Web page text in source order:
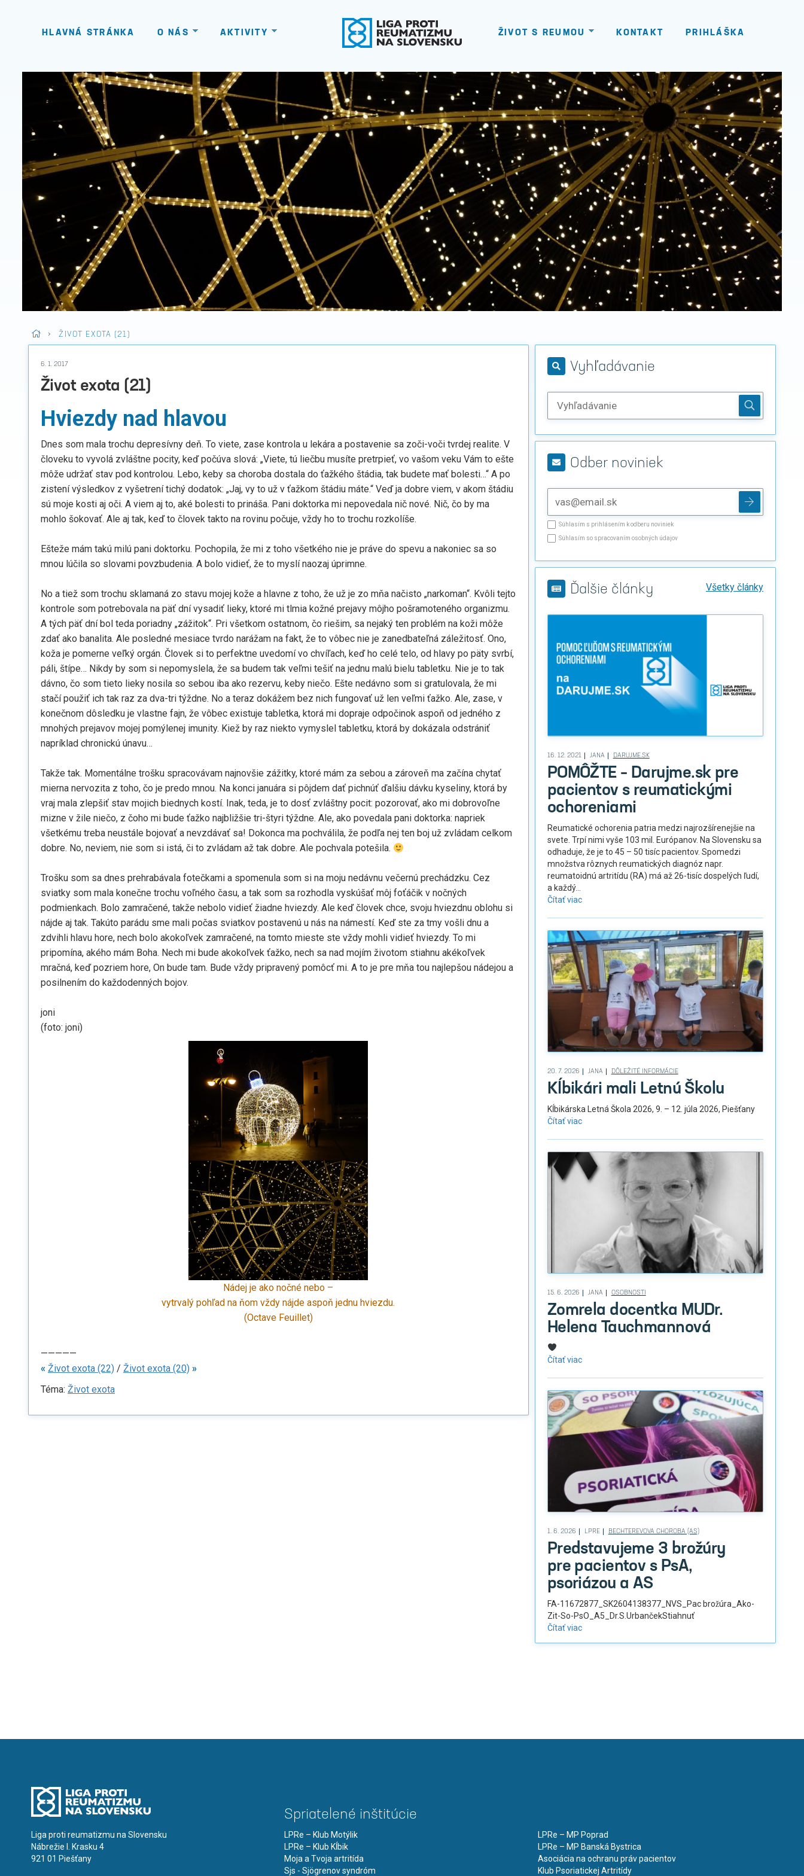
HLAVNÁ STRÁNKA O NÁS AKTIVITY ŽIVOT S REUMOU KONTAKT PRIHLÁŠKA
> ŽIVOT EXOTA (21)
6. 1. 2017
Život exota (21)
Hviezdy nad hlavou
Dnes som mala trochu depresívny deň. To viete, zase kontrola u lekára a postavenie sa zoči-voči tvrdej realite. V
človeku to vyvolá zvláštne pocity, keď počúva slová: „Viete, tú liečbu musíte pretrpieť, vo vašom veku Vám to ešte
môže udržať stav pod kontrolou. Lebo, keby sa choroba dostala do ťažkého štádia, tak budete mať bolesti…“ A po
zistení výsledkov z vyšetrení tichý dodatok: „Jaj, vy to už v ťažkom štádiu máte.“ Veď ja dobre viem, v akom štádiu
sú moje kosti aj oči. A viem aj to, aké bolesti to prináša. Pani doktorka mi nepovedala nič nové. Nič, čo by ma
mohlo šokovať. Ale aj tak, keď to človek takto na rovinu počuje, vždy ho to trochu rozkolíše.
Ešteže mám takú milú pani doktorku. Pochopila, že mi z toho všetkého nie je práve do spevu a nakoniec sa so
mnou lúčila so slovami povzbudenia. A bolo vidieť, že to myslí naozaj úprimne.
No a tiež som trochu sklamaná zo stavu mojej kože a hlavne z toho, že už je zo mňa načisto „narkoman“. Kvôli tejto
kontrole som potrebovala na päť dní vysadiť lieky, ktoré mi tlmia kožné prejavy môjho pošramoteného organizmu.
A tých päť dní bol teda poriadny „zážitok“. Pri všetkom ostatnom, čo riešim, sa nejaký ten problém na koži môže
zdať ako banalita. Ale posledné mesiace tvrdo narážam na fakt, že to vôbec nie je zanedbateľná záležitosť. Ono,
koža je pomerne veľký orgán. Človek si to perfektne uvedomí vo chvíľach, keď ho celé telo, od hlavy po päty svrbí,
páli, štípe… Nikdy by som si nepomyslela, že sa budem tak veľmi tešiť na jednu malú bielu tabletku. Nie je to tak
dávno, čo som tieto lieky nosila so sebou iba ako rezervu, keby niečo. Ešte nedávno som si gratulovala, že mi
stačí použiť ich tak raz za dva-tri týždne. No a teraz dokážem bez nich fungovať už len veľmi ťažko. Ale, zase, v
konečnom dôsledku je vlastne fajn, že vôbec existuje tabletka, ktorá mi dopraje odpočinok aspoň od jedného z
mnohých prejavov mojej pomýlenej imunity. Kiež by raz niekto vymyslel tabletku, ktorá by dokázala odstrániť
napríklad chronickú únavu…
Takže tak. Momentálne trošku spracovávam najnovšie zážitky, ktoré mám za sebou a zároveň ma začína chytať
mierna nervozita z toho, čo je predo mnou. Na konci januára si pôjdem dať pichnúť ďalšiu dávku kyseliny, ktorá by
vraj mala zlepšiť stav mojich biednych kostí. Inak, teda, je to dosť zvláštny pocit: pozorovať, ako mi dobrovoľne
mizne v žile niečo, z čoho mi bude ťažko najbližšie tri-štyri týždne. Ale, ako povedala pani doktorka: napriek
všetkému treba neustále bojovať a nevzdávať sa! Dokonca ma pochválila, že podľa nej ten boj už zvládam celkom
dobre. No, neviem, nie som si istá, či to zvládam až tak dobre. Ale pochvala potešila.
Trošku som sa dnes prehrabávala fotečkami a spomenula som si na moju nedávnu večernú prechádzku. Cez
sviatky som mala konečne trochu voľného času, a tak som sa rozhodla vyskúšať môj foťáčik v nočných
podmienkach. Bolo zamračené, takže nebolo vidieť žiadne hviezdy. Ale keď človek chce, svoju hviezdnu oblohu si
nájde aj tak. Takúto parádu sme mali počas sviatkov postavenú u nás na námestí. Keď ste za tmy vošli dnu a
zdvihli hlavu hore, nech bolo akokoľvek zamračené, na tomto mieste ste vždy mohli vidieť hviezdy. To mi
pripomína, akého mám Boha. Nech mi bude akokoľvek ťažko, nech sa nad mojím životom stiahnu akékoľvek
mračná, keď pozriem hore, On bude tam. Bude vždy pripravený pomôcť mi. A to je pre mňa tou najlepšou nádejou a
posilnením do každodenných bojov.
joni
(foto: joni)
Nádej je ako nočné nebo –
vytrvalý pohľad na ňom vždy nájde aspoň jednu hviezdu.
(Octave Feuillet)
—————
« Život exota (22) / Život exota (20) »
Téma: Život exota
Vyhľadávanie
Odber noviniek
Súhlasím s prihlásením k odberu noviniek
Súhlasím so spracovaním osobných údajov
Ďalšie články Všetky články
16. 12. 2021 JANA DARUJME.SK
POMÔŽTE – Darujme.sk pre
pacientov s reumatickými
ochoreniami
Reumatické ochorenia patria medzi najrozšírenejšie na
svete. Trpí nimi vyše 103 mil. Európanov. Na Slovensku sa
odhaduje, že je to 45 – 50 tisíc pacientov. Spomedzi
množstva rôznych reumatických diagnóz napr.
reumatoidnú artritídu (RA) má až 26-tisíc dospelých ľudí,
a každý...
Čítať viac
20. 7. 2026 JANA DÔLEŽITÉ INFORMÁCIE
Kĺbikári mali Letnú Školu
Kĺbikárska Letná Škola 2026, 9. – 12. júla 2026, Piešťany
Čítať viac
15. 6. 2026 JANA OSOBNOSTI
Zomrela docentka MUDr.
Helena Tauchmannová
Čítať viac
1. 6. 2026 LPRE BECHTEREVOVA CHOROBA (AS)
Predstavujeme 3 brožúry
pre pacientov s PsA,
psoriázou a AS
FA-11672877_SK2604138377_NVS_Pac brožúra_Ako-
Zit-So-PsO_A5_Dr.S.UrbančekStiahnuť
Čítať viac
Liga proti reumatizmu na Slovensku
Nábrežie I. Krasku 4
921 01 Piešťany
Spriatelené inštitúcie
LPRe – Klub Motýlik
LPRe – Klub Kĺbik
Moja a Tvoja artritída
Sjs - Sjögrenov syndróm
LPRe – MP Poprad
LPRe – MP Banská Bystrica
Asociácia na ochranu práv pacientov
Klub Psoriatickej Artritídy